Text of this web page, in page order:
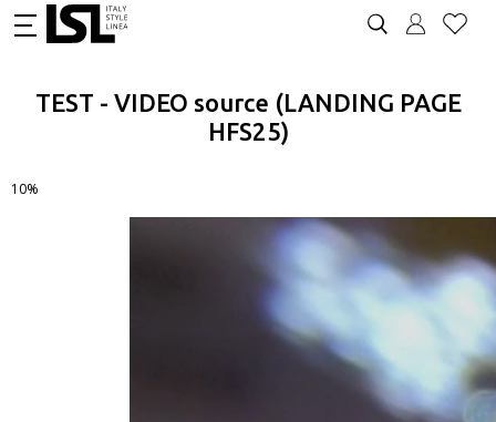
TEST - VIDEO source (LANDING PAGE
HFS25)
10%